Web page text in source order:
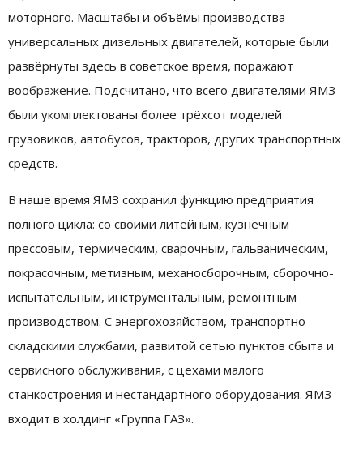
моторного. Масштабы и объёмы производства
универсальных дизельных двигателей, которые были
развёрнуты здесь в советское время, поражают
воображение. Подсчитано, что всего двигателями ЯМЗ
были укомплектованы более трёхсот моделей
грузовиков, автобусов, тракторов, других транспортных
средств.
В наше время ЯМЗ сохранил функцию предприятия
полного цикла: со своими литейным, кузнечным
прессовым, термическим, сварочным, гальваническим,
покрасочным, метизным, механосборочным, сборочно-
испытательным, инструментальным, ремонтным
производством. С энергохозяйством, транспортно-
складскими службами, развитой сетью пунктов сбыта и
сервисного обслуживания, с цехами малого
станкостроения и нестандартного оборудования. ЯМЗ
входит в холдинг «Группа ГАЗ».